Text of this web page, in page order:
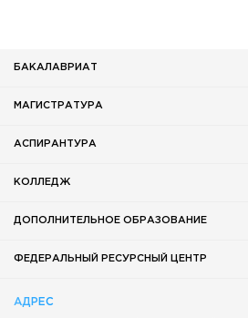
БАКАЛАВРИАТ
МАГИСТРАТУРА
АСПИРАНТУРА
КОЛЛЕДЖ
ДОПОЛНИТЕЛЬНОЕ ОБРАЗОВАНИЕ
ФЕДЕРАЛЬНЫЙ РЕСУРСНЫЙ ЦЕНТР
АДРЕС